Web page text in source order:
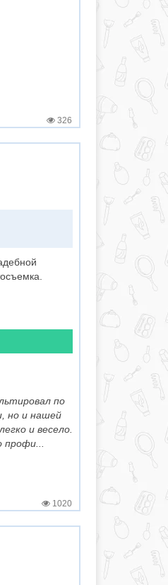
326
по
но и нашей
и весело.
1020